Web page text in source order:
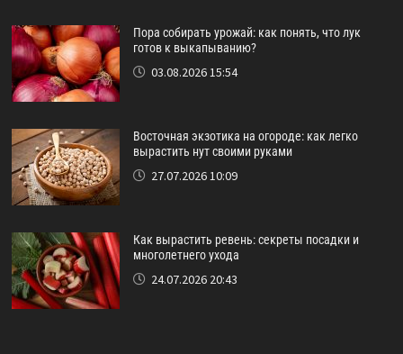
Пора собирать урожай: как понять, что лук
готов к выкапыванию?
03.08.2026 15:54
Восточная экзотика на огороде: как легко
вырастить нут своими руками
27.07.2026 10:09
Как вырастить ревень: секреты посадки и
многолетнего ухода
24.07.2026 20:43